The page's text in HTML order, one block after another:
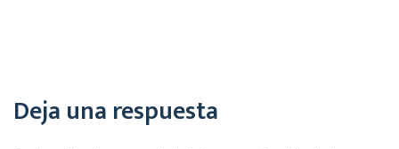
Deja una respuesta